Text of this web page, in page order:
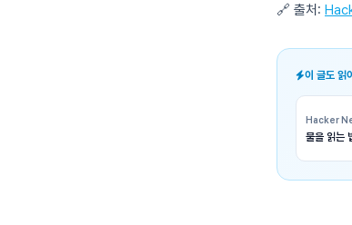
🔗 출처:
이 글도 읽
Hacker
물을 읽는